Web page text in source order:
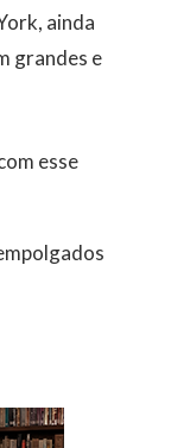
ainda
grandes e
esse